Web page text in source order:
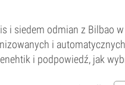
i siedem odmian z Bilbao
i automatycznych
i podpowiedź, jak